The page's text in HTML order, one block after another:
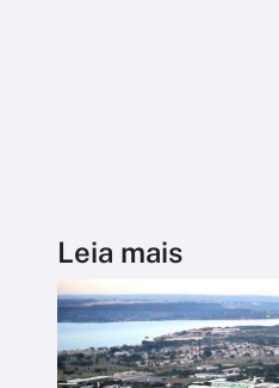
Leia mais